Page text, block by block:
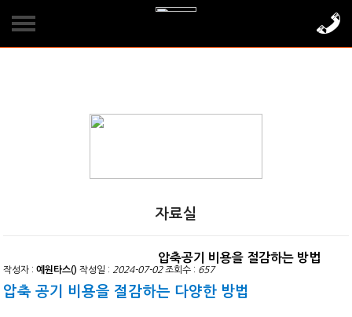
피스톤 콤프레샤
진공펌프
드라이어/필터
정부지원사업 종류
에너지 절감 무료진단
압축공기 품질 측정
자료실
설치 및 시공사례
1:1문의
SNS바로가기
아트라스콥코 코리아
유튜브
자료실
압축공기 비용을 절감하는 방법
작성자 :예원타스() 작성일 : 2024-07-02 조회수 : 657
압축 공기 비용을 절감하는 다양한 방법